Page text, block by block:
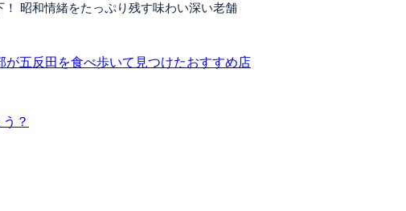
昭和情緒をたっぷり残す味わい深い老舗
五反田を食べ歩いて見つけたおすすめ店
？